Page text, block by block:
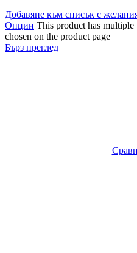
Добавяне към списък с
Опции This product has
chosen on the product page
Бърз преглед